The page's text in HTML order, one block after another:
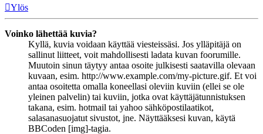
Ylös
Voinko lähettää kuvia?
Kyllä, kuvia voidaan käyttää viesteissäsi. Jos ylläpitäjä on
sallinut liitteet, voit mahdollisesti ladata kuvan foorumille.
Muutoin sinun täytyy antaa osoite julkisesti saatavilla olevaan
kuvaan, esim. http://www.example.com/my-picture.gif. Et voi
antaa osoitetta omalla koneellasi oleviin kuviin (ellei se ole
yleinen palvelin) tai kuviin, jotka ovat käyttäjätunnistuksen
takana, esim. hotmail tai yahoo sähköpostilaatikot,
salasanasuojatut sivustot, jne. Näyttääksesi kuvan, käytä
BBCoden [img]-tagia.